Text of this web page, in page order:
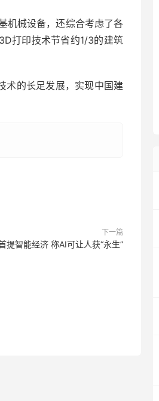
机械设备，还综合考虑了各
打印技术节省约1/3的建筑
术的长足发展，实现中国建
下一篇
提智能经济 称AI可让人获“永生”